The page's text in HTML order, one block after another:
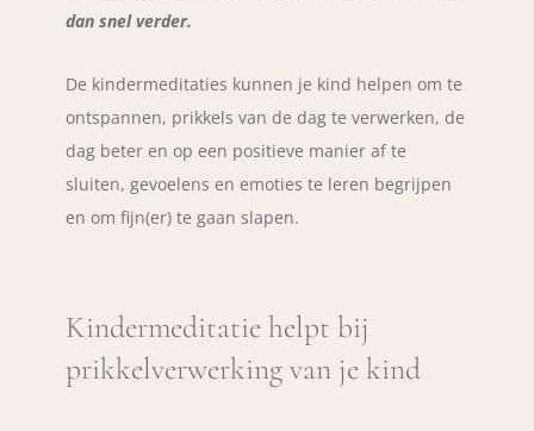
dan snel verder.
De kindermeditaties kunnen je kind helpen om te
ontspannen, prikkels van de dag te verwerken, de
dag beter en op een positieve manier af te
sluiten, gevoelens en emoties te leren begrijpen
en om fijn(er) te gaan slapen.
Kindermeditatie helpt bij
prikkelverwerking van je kind